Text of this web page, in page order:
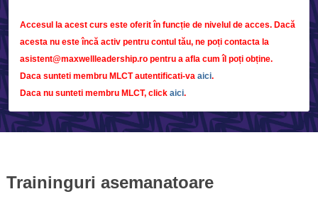
Accesul la acest curs este oferit în funcție de nivelul de acces. Dacă
acesta nu este încă activ pentru contul tău, ne poți contacta la
asistent@maxwellleadership.ro pentru a afla cum îl poți obține.
Daca sunteti membru MLCT autentificati-va aici.
Daca nu sunteti membru MLCT, click aici.
Traininguri asemanatoare